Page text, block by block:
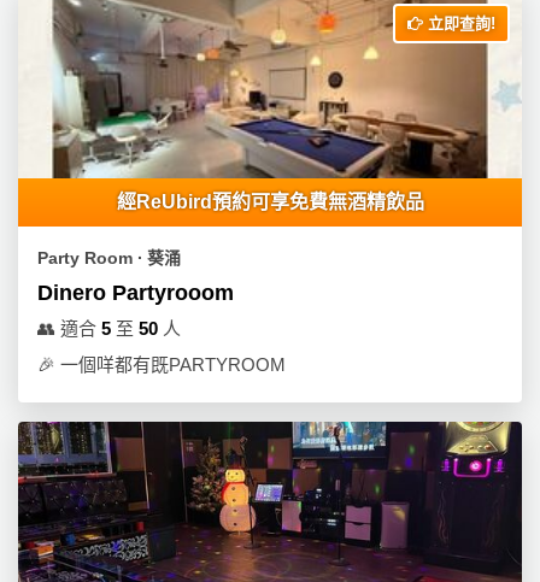
即
聚
會
及
拍
廳
B
B
Q
立即查詢!
經ReUbird預約可享免費無酒精飲品
Party Room ∙ 葵涌
Dinero Partyrooom
👥 適合 5 至 50 人
🎉 一個咩都有既PARTYROOM